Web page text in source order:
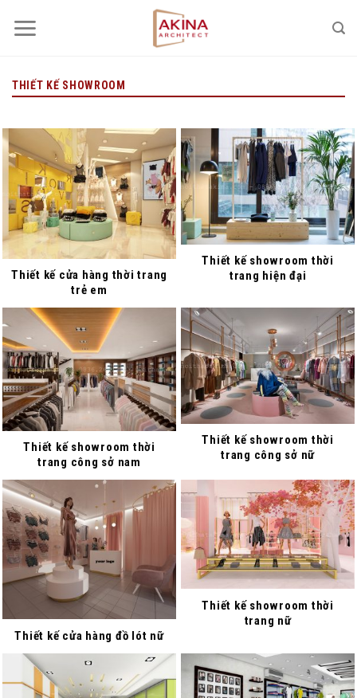
qua
THIẾT KẾ SHOWROOM
Thiết kế cửa hàng thời trang
trẻ em
Thiết kế showroom thời
trang hiện đại
Thiết kế showroom thời
trang công sở nam
Thiết kế showroom thời
trang công sở nữ
Thiết kế cửa hàng đồ lót nữ
Thiết kế showroom thời
trang nữ